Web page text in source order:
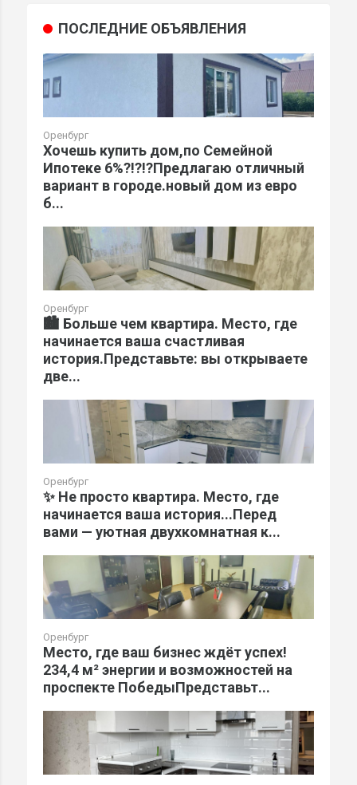
ПОСЛЕДНИЕ ОБЪЯВЛЕНИЯ
Оренбург
Хочешь купить дом,по Семейной
Ипотеке 6%?!?!?Предлагаю отличный
вариант в городе.новый дом из евро
б...
Оренбург
🏙️ Больше чем квартира. Место, где
начинается ваша счастливая
история.Представьте: вы открываете
две...
Оренбург
✨ Не просто квартира. Место, где
начинается ваша история...Перед
вами — уютная двухкомнатная к...
Оренбург
Место, где ваш бизнес ждёт успех!
234,4 м² энергии и возможностей на
проспекте ПобедыПредставьт...